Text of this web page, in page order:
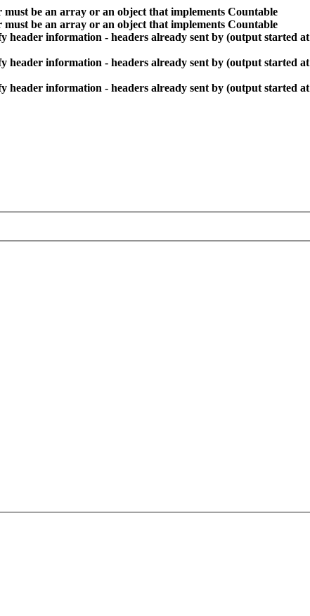
must be an array or an object that implements Countable
must be an array or an object that implements Countable
header information - headers already sent by (output started at
header information - headers already sent by (output started at
header information - headers already sent by (output started at